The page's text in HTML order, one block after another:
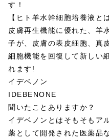
す！
【ヒト羊水幹細胞培養液と
皮膚再生機能に優れた、羊
子が、皮膚の表皮細胞、真
細胞機能を回復して新しい
れます!
イデベノン
IDEBENONE
聞いたことありますか？
イデベノンとはそもそもア
薬として開発された医薬品